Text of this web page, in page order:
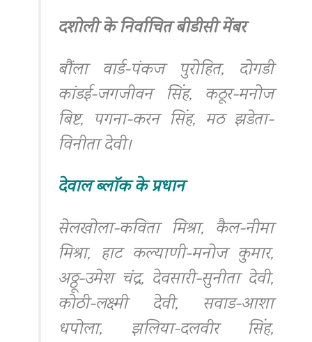
दशोली के निर्वाचित बीडीसी मेंबर
बौंला वार्ड-पंकज पुरोहित, दोगडी
कांडई-जगजीवन सिंह, कठूर-मनोज
बिष्ट, पगना-करन सिंह, मठ झडेता-
विनीता देवी।
देवाल ब्लॉक के प्रधान
सेलखोला-कविता मिश्रा, कैल-नीमा
मिश्रा, हाट कल्याणी-मनोज कुमार,
अठ्ठू-उमेश चंद्र, देवसारी-सुनीता देवी,
कोठी-लक्ष्मी देवी, सवाड-आशा
धपोला, झलिया-दलवीर सिंह,